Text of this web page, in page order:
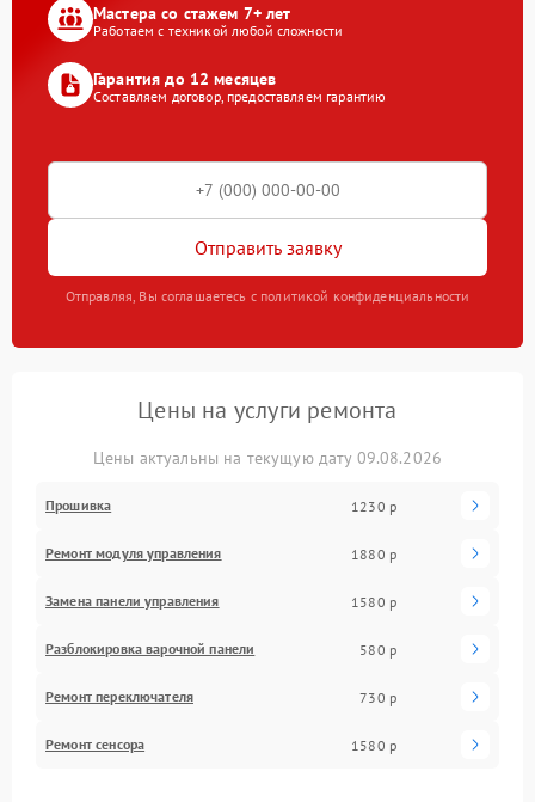
Мастера со стажем 7+ лет
Работаем с техникой любой сложности
Гарантия до 12 месяцев
Составляем договор, предоставляем гарантию
Отправить заявку
Отправляя, Вы соглашаетесь с политикой конфиденциальности
Цены на услуги ремонта
Цены актуальны на текущую дату 09.08.2026
Прошивка 1230 р
Ремонт модуля управления 1880 р
Замена панели управления 1580 р
Разблокировка варочной панели 580 р
Ремонт переключателя 730 р
Ремонт сенсора 1580 р